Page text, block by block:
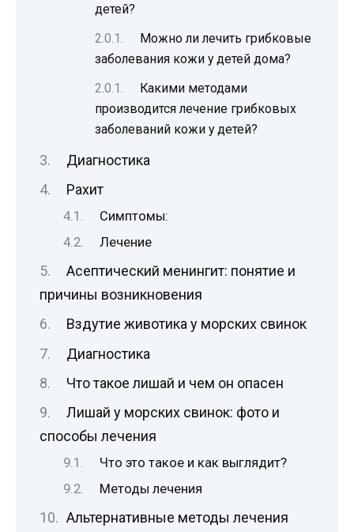
детей?
Можно ли лечить грибковые
заболевания кожи у детей дома?
Какими методами
производится лечение грибковых
заболеваний кожи у детей?
Диагностика
Рахит
Симптомы:
Лечение
Асептический менингит: понятие и
причины возникновения
Вздутие животика у морских свинок
Диагностика
Что такое лишай и чем он опасен
Лишай у морских свинок: фото и
способы лечения
Что это такое и как выглядит?
Методы лечения
Альтернативные методы лечения